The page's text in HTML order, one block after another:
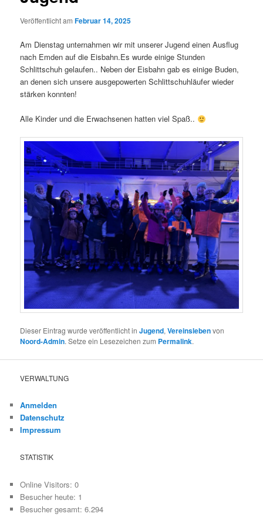
Veröffentlicht amFebruar 14, 2025
Am Dienstag unternahmen wir mit unserer Jugend einen Ausflug
nach Emden auf die Eisbahn.Es wurde einige Stunden
Schlittschuh gelaufen.. Neben der Eisbahn gab es einige Buden,
an denen sich unsere ausgepowerten Schlittschuhläufer wieder
stärken konnten!
Alle Kinder und die Erwachsenen hatten viel Spaß..
Dieser Eintrag wurde veröffentlicht inJugend,Vereinslebenvon
Noord-Admin. Setze ein Lesezeichen zum Permalink.
VERWALTUNG
Anmelden
Datenschutz
Impressum
STATISTIK
Online Visitors:0
Besucher heute: 1
Besucher gesamt:6.294